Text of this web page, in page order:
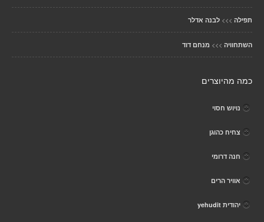
תפילה >>> לבנה אדלר
השתחוויה >>> מנחם דוד
כמה מהיוצרים
נויוש חסוי
צחיח כהוגן
חנה דרומי
אוויר הרים
יהודית yehudit